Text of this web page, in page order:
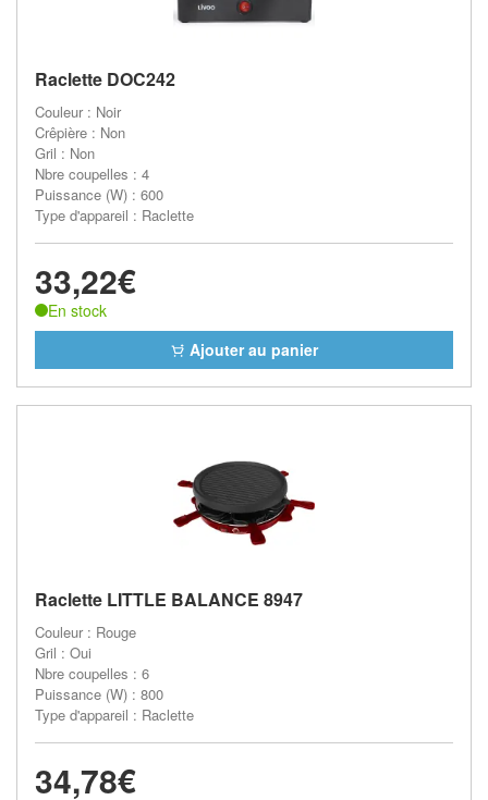
Raclette DOC242
Couleur : Noir
Crêpière : Non
Gril : Non
Nbre coupelles : 4
Puissance (W) : 600
Type d'appareil : Raclette
33,22€
En stock
Ajouter au panier
Raclette LITTLE BALANCE 8947
Couleur : Rouge
Gril : Oui
Nbre coupelles : 6
Puissance (W) : 800
Type d'appareil : Raclette
34,78€